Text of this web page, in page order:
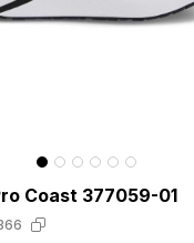
Coast 377059-01